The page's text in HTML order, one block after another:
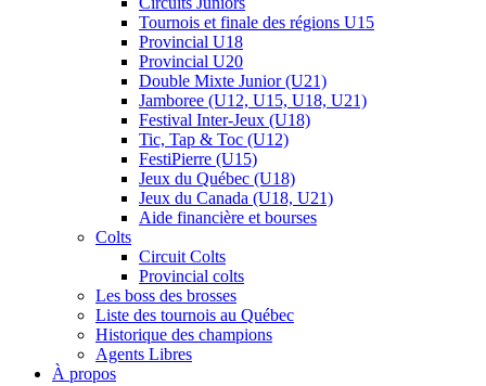
Tournois et finale des régions U15
Provincial U18
Provincial U20
Double Mixte Junior (U21)
Jamboree (U12, U15, U18, U21)
Festival Inter-Jeux (U18)
Tic, Tap & Toc (U12)
FestiPierre (U15)
Jeux du Québec (U18)
Jeux du Canada (U18, U21)
Aide financière et bourses
Colts
Circuit Colts
Provincial colts
Les boss des brosses
Liste des tournois au Québec
Historique des champions
Agents Libres
À propos